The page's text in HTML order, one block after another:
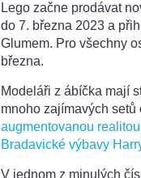
Lego začne prodávat
do 7. března 2023 a
Glumem. Pro všechny
března.
Modeláři z ábíčka mají
mnoho zajímavých setů
augmentovanou realitou
Bradavické výbavy
V jednom z minulých